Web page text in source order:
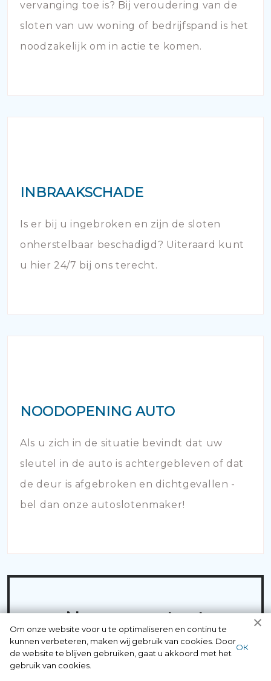
vervanging toe is? Bij veroudering van de
sloten van uw woning of bedrijfspand is het
noodzakelijk om in actie te komen.
INBRAAKSCHADE
Is er bij u ingebroken en zijn de sloten
onherstelbaar beschadigd? Uiteraard kunt
u hier 24/7 bij ons terecht.
NOODOPENING AUTO
Als u zich in de situatie bevindt dat uw
sleutel in de auto is achtergebleven of dat
de deur is afgebroken en dichtgevallen -
bel dan onze autoslotenmaker!
Neem contact
op met
professionals
Om onze website voor u te optimaliseren en continu te
kunnen verbeteren, maken wij gebruik van cookies. Door
de website te blijven gebruiken, gaat u akkoord met het
gebruik van cookies.
ОК